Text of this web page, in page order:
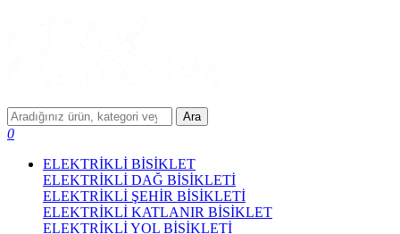
Ara
0
ELEKTRİKLİ BİSİKLET
ELEKTRİKLİ DAĞ BİSİKLETİ
ELEKTRİKLİ ŞEHİR BİSİKLETİ
ELEKTRİKLİ KATLANIR BİSİKLET
ELEKTRİKLİ YOL BİSİKLETİ